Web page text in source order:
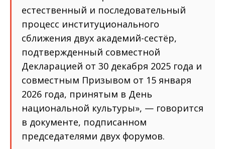
естественный и последовательный
процесс институционального
сближения двух академий-сестёр,
подтвержденный совместной
Декларацией от 30 декабря 2025 года и
совместным Призывом от 15 января
2026 года, принятым в День
национальной культуры», — говорится
в документе, подписанном
председателями двух форумов.